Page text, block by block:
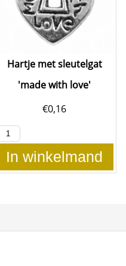
Hartje met sleutelgat
'made with love'
€0,16
In winkelmand